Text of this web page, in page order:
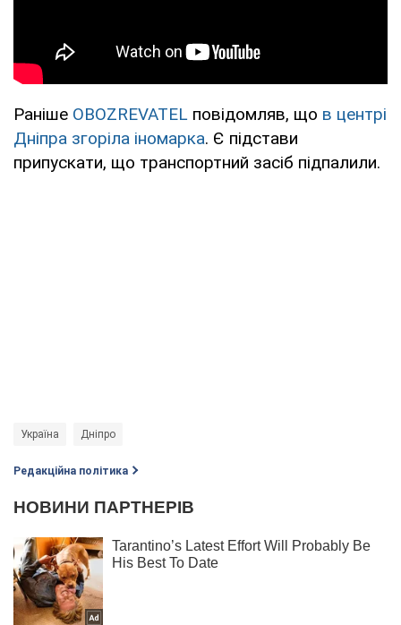
Раніше OBOZREVATEL повідомляв, що в центрі
Дніпра згоріла іномарка. Є підстави
припускати, що транспортний засіб підпалили.
Україна Дніпро
Редакційна політика